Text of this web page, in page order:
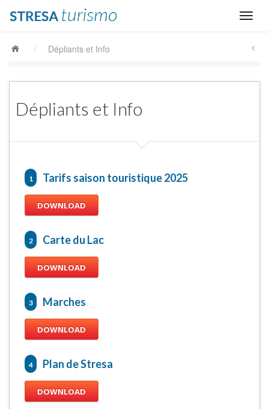
/ Dépliants et Info
Dépliants et Info
1 Tarifs saison touristique 2025
DOWNLOAD
2 Carte du Lac
DOWNLOAD
3 Marches
DOWNLOAD
4 Plan de Stresa
DOWNLOAD